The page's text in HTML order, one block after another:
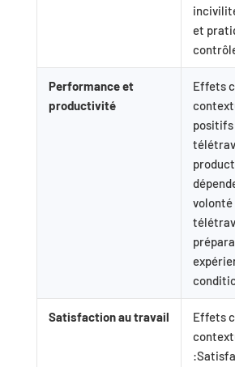
et
Performance et
productivité
Effets
volonté
Satisfaction au travail
Effets